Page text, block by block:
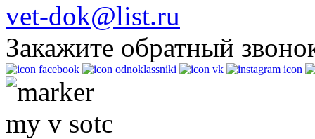
vet-dok@list.ru
Закажите обратный